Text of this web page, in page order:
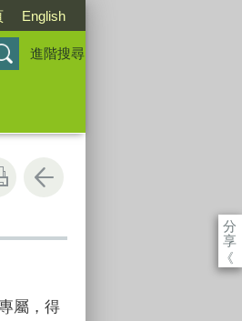
English
進階搜尋
分
享
《
屬，得